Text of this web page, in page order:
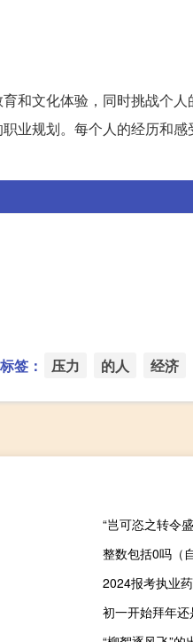
和文化体验，同时挑战个
业规划。每个人的经历和
签： 压力 的人 经济
“岂可恣之转令
整数包括0吗（
2024报考执业
初一开始拜年